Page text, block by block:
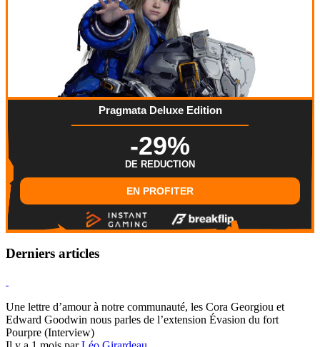
Pragmata Deluxe Edition
-29%
DE REDUCTION
EN PROFITER
Derniers articles
Une lettre d’amour à notre communauté, les Cora Georgiou et
Edward Goodwin nous parles de l’extension Évasion du fort
Pourpre (Interview)